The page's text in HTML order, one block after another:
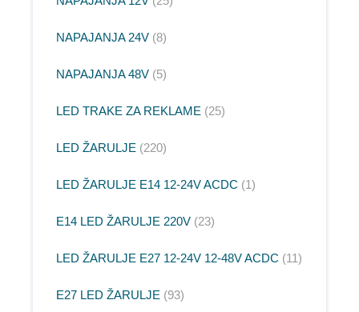
NAPAJANJA 24V 8
NAPAJANJA 48V 5
LED TRAKE ZA REKLAME 25
LED ŽARULJE 220
LED ŽARULJE E14 12-24V ACDC 1
E14 LED ŽARULJE 220V 23
LED ŽARULJE E27 12-24V 12-48V ACDC 11
E27 LED ŽARULJE 93